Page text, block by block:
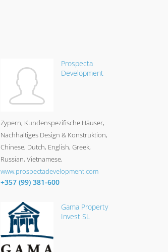
Prospecta
Development
Zypern Kundenspezifische Häuser,
Nachhaltiges Design & Konstruktion
Chinese, Dutch, English, Greek,
Russian, Vietnamese
www.prospectadevelopment.com
+357 (99) 381-600
Gama Property
Invest SL